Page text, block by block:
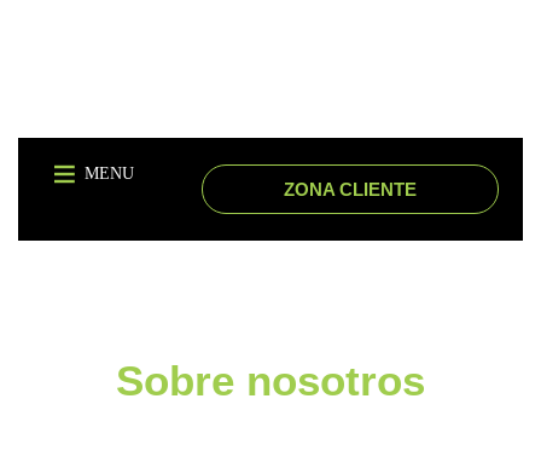
MENU
ZONA CLIENTE
Sobre nosotros